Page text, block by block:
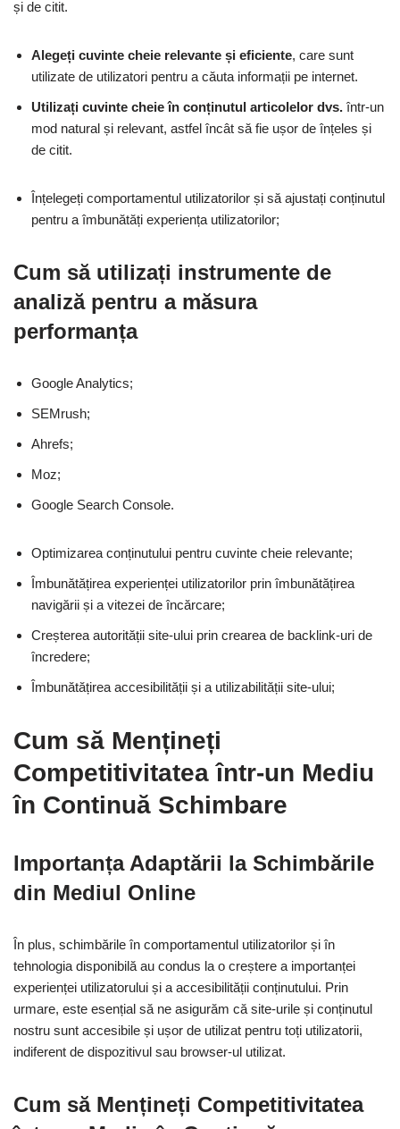
și de citit.
Alegeți cuvinte cheie relevante și eficiente, care sunt
utilizate de utilizatori pentru a căuta informații pe internet.
Utilizați cuvinte cheie în conținutul articolelor dvs. într-un
mod natural și relevant, astfel încât să fie ușor de înțeles și
de citit.
Înțelegeți comportamentul utilizatorilor și să ajustați conținutul
pentru a îmbunătăți experiența utilizatorilor;
Cum să utilizați instrumente de
analiză pentru a măsura
performanța
Google Analytics;
SEMrush;
Ahrefs;
Moz;
Google Search Console.
Optimizarea conținutului pentru cuvinte cheie relevante;
Îmbunătățirea experienței utilizatorilor prin îmbunătățirea
navigării și a vitezei de încărcare;
Creșterea autorității site-ului prin crearea de backlink-uri de
încredere;
Îmbunătățirea accesibilității și a utilizabilității site-ului;
Cum să Mențineți
Competitivitatea într-un Mediu
în Continuă Schimbare
Importanța Adaptării la Schimbările
din Mediul Online
În plus, schimbările în comportamentul utilizatorilor și în
tehnologia disponibilă au condus la o creștere a importanței
experienței utilizatorului și a accesibilității conținutului. Prin
urmare, este esențial să ne asigurăm că site-urile și conținutul
nostru sunt accesibile și ușor de utilizat pentru toți utilizatorii,
indiferent de dispozitivul sau browser-ul utilizat.
Cum să Mențineți Competitivitatea